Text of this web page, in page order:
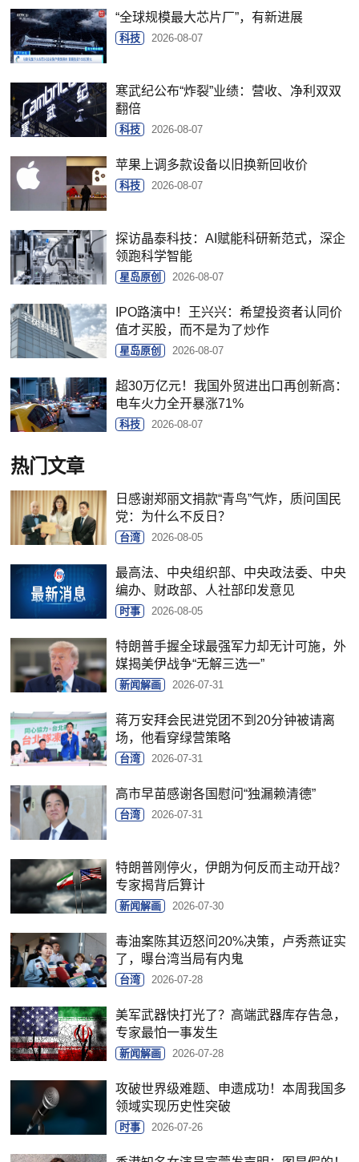
“全球规模最大芯片厂”，有新进展
科技 2026-08-07
寒武纪公布“炸裂”业绩：营收、净利双双
翻倍
科技 2026-08-07
苹果上调多款设备以旧换新回收价
科技 2026-08-07
探访晶泰科技：AI赋能科研新范式，深企
领跑科学智能
星岛原创 2026-08-07
IPO路演中！王兴兴：希望投资者认同价
值才买股，而不是为了炒作
星岛原创 2026-08-07
超30万亿元！我国外贸进出口再创新高：
电车火力全开暴涨71%
科技 2026-08-07
热门文章
日感谢郑丽文捐款“青鸟”气炸，质问国民
党：为什么不反日？
台湾 2026-08-05
最高法、中央组织部、中央政法委、中央
编办、财政部、人社部印发意见
时事 2026-08-05
特朗普手握全球最强军力却无计可施，外
媒揭美伊战争“无解三选一”
新闻解画 2026-07-31
蒋万安拜会民进党团不到20分钟被请离
场，他看穿绿营策略
台湾 2026-07-31
高市早苗感谢各国慰问“独漏赖清德”
台湾 2026-07-31
特朗普刚停火，伊朗为何反而主动开战？
专家揭背后算计
新闻解画 2026-07-30
毒油案陈其迈怒问20%决策，卢秀燕证实
了，曝台湾当局有内鬼
台湾 2026-07-28
美军武器快打光了？高端武器库存告急，
专家最怕一事发生
新闻解画 2026-07-28
攻破世界级难题、申遗成功！本周我国多
领域实现历史性突破
时事 2026-07-26